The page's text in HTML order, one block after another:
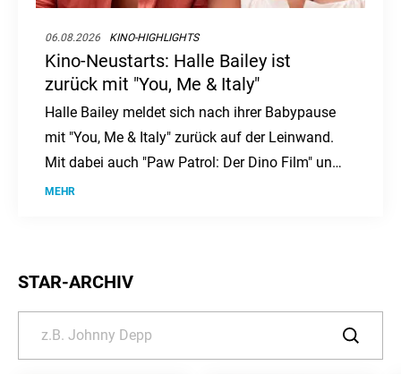
06.08.2026 KINO-HIGHLIGHTS
Kino-Neustarts: Halle Bailey ist
zurück mit "You, Me & Italy"
Halle Bailey meldet sich nach ihrer Babypause
mit "You, Me & Italy" zurück auf der Leinwand.
Mit dabei auch "Paw Patrol: Der Dino Film" und
"Nightborn". Ein Kinowochenende voller
MEHR
STAR-ARCHIV